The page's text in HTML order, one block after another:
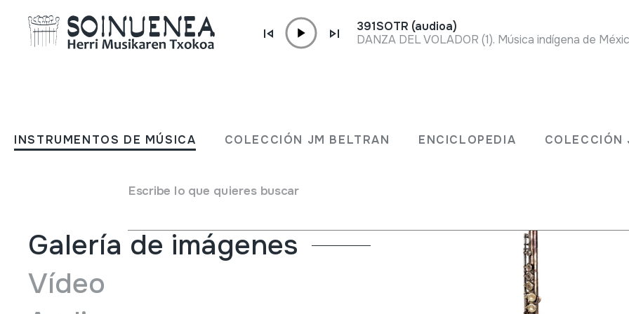
INSTRUMENTOS DE MÚSICA COLECCIÓN JM BELTRAN ENCICLOPEDIA COLECCIÓN
Escribe lo que quieres buscar
391SOTR (audioa)
ZEHARKAKO FLAUTA
Tipo de Instrumento de música Aerófonos->Flautas
Galería de imágenes
Vídeo